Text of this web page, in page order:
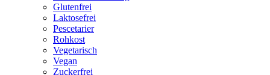
Glutenfrei
Laktosefrei
Pescetarier
Rohkost
Vegetarisch
Vegan
Zuckerfrei